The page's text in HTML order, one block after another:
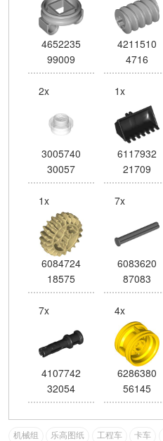
4652235
99009
4211510
4716
2x
3005740
30057
1x
6117932
21709
1x
6084724
18575
7x
6083620
87083
7x
4107742
32054
4x
6286380
56145
机械组 乐高图纸 工程车 卡车